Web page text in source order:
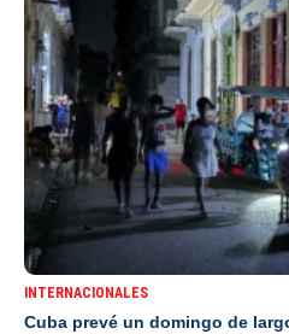
INTERNACIONALES
Cuba prevé un domingo de